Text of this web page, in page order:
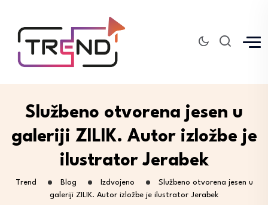
Službeno otvorena jesen u
galeriji ZILIK. Autor izložbe je
ilustrator Jerabek
Trend Blog Izdvojeno
Službeno otvorena jesen u
galeriji ZILIK. Autor izložbe je ilustrator Jerabek